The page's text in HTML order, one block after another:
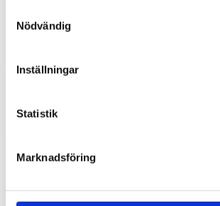
Nödvändig
Inställningar
Statistik
Marknadsföring
Traktorhytten är för många mer än
arbetet utförs. Det är kontoret,